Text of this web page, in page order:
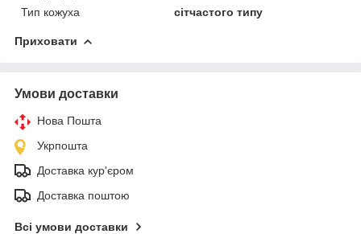
Тип кожуха
сітчастого типу
Приховати
Умови доставки
Нова Пошта
Укрпошта
Доставка кур'єром
Доставка поштою
Всі умови доставки